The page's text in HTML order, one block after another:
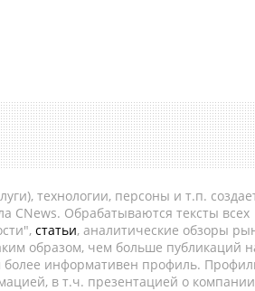
технологии, персоны и т.п.
CNews. Обрабатываются тексты всех
статьи, аналитические обзоры
образом, чем больше публикаций
более информативен профиль.
в т.ч. презентацией о